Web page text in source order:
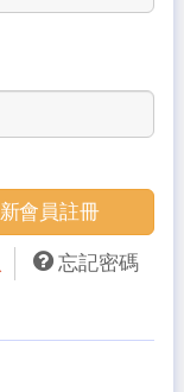
新會員註冊
忘記密碼